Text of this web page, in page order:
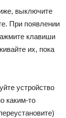
выключите
При появлении
клавиши
их, пока
устройство
каким-то